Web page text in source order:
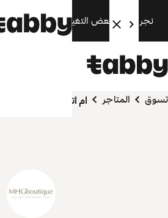
نجري الآن بعض التغييرات. سنعود قريبًا.
تسوق المتاجر ام اتش جي بوتيك